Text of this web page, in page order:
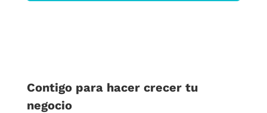
Contigo para hacer crecer tu
negocio